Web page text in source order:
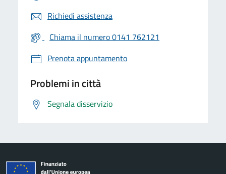
Richiedi assistenza
Chiama il numero 0141 762121
Prenota appuntamento
Problemi in città
Segnala disservizio